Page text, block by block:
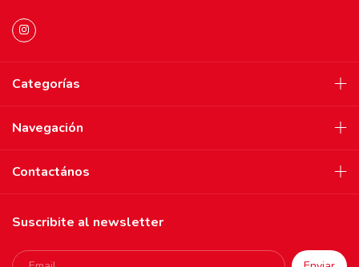
Categorías
Navegación
Contactános
Suscribite al newsletter